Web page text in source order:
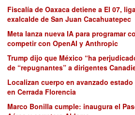
Fiscalía de Oaxaca detiene a El 07,
exalcalde de San Juan Cacahuatepec
Meta lanza nueva IA para programar
competir con OpenAI y Anthropic
Trump dijo que México “ha
de “repugnantes” a dirigentes
Localizan cuerpo en avanzado
en Cerrada Florencia
Marco Bonilla cumple: inaugura el